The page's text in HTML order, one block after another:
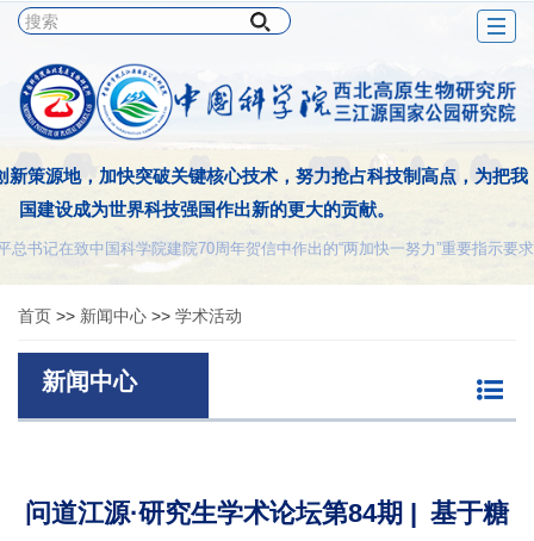
新策源地，加快突破关键核心技术，努力抢占科技制高点，为把我
国建设成为世界科技强国作出新的更大的贡献。
书记在致中国科学院建院70周年贺信中作出的“两加快一努力”重要指示要求
首页 >> 新闻中心 >> 学术活动
新闻中心
问道江源·研究生学术论坛第84期 | 基于糖